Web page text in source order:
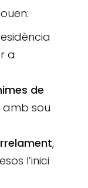
a
de
amb sou
,
l’inici